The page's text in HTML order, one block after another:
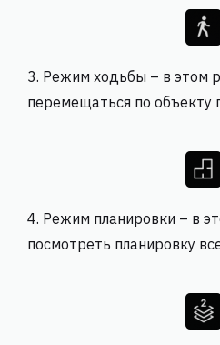
3. Режим ходьбы – в этом
перемещаться по объекту
4. Режим планировки – в
посмотреть планировку